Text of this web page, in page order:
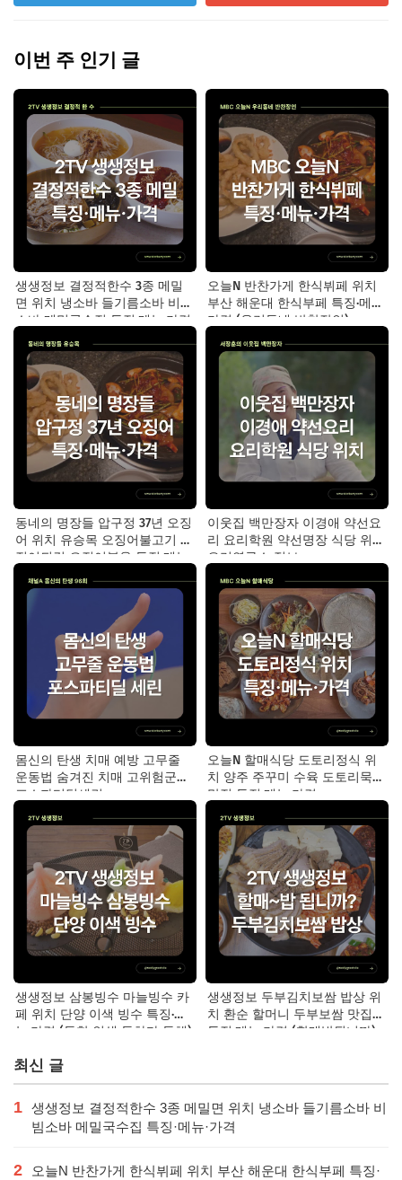
이번 주 인기 글
생생정보 결정적한수 3종 메밀
면 위치 냉소바 들기름소바 비빔
소바 메밀국수집 특징·메뉴·가격
오늘N 반찬가게 한식뷔페 위치
부산 해운대 한식부페 특징·메뉴·
가격 (우리동네 반찬장인)
동네의 명장들 압구정 37년 오징
어 위치 유승목 오징어불고기 오
징어튀김 오징어볶음 특징·메뉴·
이웃집 백만장자 이경애 약선요
리 요리학원 약선명장 식당 위치
요리연구소 정보
몸신의 탄생 치매 예방 고무줄
운동법 숨겨진 치매 고위험군｜
포스파티딜세린
오늘N 할매식당 도토리정식 위
치 양주 주꾸미 수육 도토리묵
맛집 특징·메뉴·가격
생생정보 삼봉빙수 마늘빙수 카
페 위치 단양 이색 빙수 특징·메
뉴·가격 (독한 인생 독하다 독해)
생생정보 두부김치보쌈 밥상 위
치 환순 할머니 두부보쌈 맛집
특징·메뉴·가격 (할매밥됩니까)
최신 글
1 생생정보 결정적한수 3종 메밀면 위치 냉소바 들기름소바 비
빔소바 메밀국수집 특징·메뉴·가격
2
오늘N 반찬가게 한식뷔페 위치 부산 해운대 한식부페 특징·